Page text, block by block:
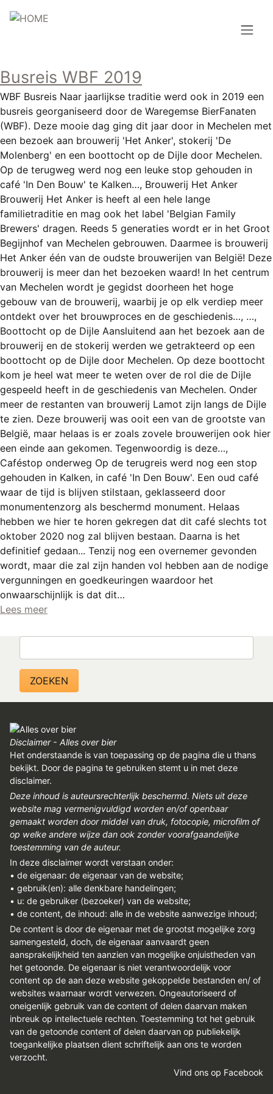
en
gaan
Topmenu
INLOGGEN
REGISTREREN
ADVERTEREN
MELDPUNT
PERS/PUBLICATIES
FACEBOOK
LINKS
Hoofdnavigatie
HOME
BROUWEN
BLOG
AANBOD
AGENDA
CONTACT
Busreis WBF 2019
WBF Busreis Naar jaarlijkse traditie werd ook in 2019 een
busreis georganiseerd door de Waregemse BierFanaten
(WBF). Deze mooie dag ging dit jaar door in Mechelen met
een bezoek aan brouwerij 'Het Anker', stokerij 'De
Molenberg' en een boottocht op de Dijle door Mechelen.
Op de terugweg werd nog een leuke stop gehouden in
café 'In Den Bouw' te Kalken…, Brouwerij Het Anker
Brouwerij Het Anker is heeft al een hele lange
familietraditie en mag ook het label 'Belgian Family
Brewers' dragen. Reeds 5 generaties wordt er in het Groot
Begijnhof van Mechelen gebrouwen. Daarmee is brouwerij
Het Anker één van de oudste brouwerijen van België! Deze
brouwerij is meer dan het bezoeken waard! In het centrum
van Mechelen wordt je gegidst doorheen het hoge
gebouw van de brouwerij, waarbij je op elk verdiep meer
ontdekt over het brouwproces en de geschiedenis…, …,
Boottocht op de Dijle Aansluitend aan het bezoek aan de
brouwerij en de stokerij werden we getrakteerd op een
boottocht op de Dijle door Mechelen. Op deze boottocht
kom je heel wat meer te weten over de rol die de Dijle
gespeeld heeft in de geschiedenis van Mechelen. Onder
meer de restanten van brouwerij Lamot zijn langs de Dijle
te zien. Deze brouwerij was ooit een van de grootste van
België, maar helaas is er zoals zovele brouwerijen ook hier
een einde aan gekomen. Tegenwoordig is deze…,
Caféstop onderweg Op de terugreis werd nog een stop
gehouden in Kalken, in café 'In Den Bouw'. Een oud café
waar de tijd is blijven stilstaan, geklasseerd door
monumentenzorg als beschermd monument. Helaas
hebben we hier te horen gekregen dat dit café slechts tot
oktober 2020 nog zal blijven bestaan. Daarna is het
definitief gedaan... Tenzij nog een overnemer gevonden
wordt, maar die zal zijn handen vol hebben aan de nodige
vergunningen en goedkeuringen waardoor het
onwaarschijnlijk is dat dit…
Lees meer
Disclaimer - Alles over bier
Het onderstaande is van toepassing op de pagina die u thans
bekijkt. Door de pagina te gebruiken stemt u in met deze
disclaimer.
Deze inhoud is auteursrechterlijk beschermd. Niets uit deze
website mag vermenigvuldigd worden en/of openbaar
gemaakt worden door middel van druk, fotocopie, microfilm of
op welke andere wijze dan ook zonder voorafgaandelijke
toestemming van de auteur.
In deze disclaimer wordt verstaan onder:
• de eigenaar: de eigenaar van de website;
• gebruik(en): alle denkbare handelingen;
• u: de gebruiker (bezoeker) van de website;
• de content, de inhoud: alle in de website aanwezige inhoud;
De content is door de eigenaar met de grootst mogelijke zorg
samengesteld, doch, de eigenaar aanvaardt geen
aansprakelijkheid ten aanzien van mogelijke onjuistheden van
het getoonde. De eigenaar is niet verantwoordelijk voor
content op de aan deze website gekoppelde bestanden en/ of
websites waarnaar wordt verwezen. Ongeautoriseerd of
oneigenlijk gebruik van de content of delen daarvan maken
inbreuk op intellectuele rechten. Toestemming tot het gebruik
van de getoonde content of delen daarvan op publiekelijk
toegankelijke plaatsen dient schriftelijk aan ons te worden
verzocht.
Vind ons op Facebook